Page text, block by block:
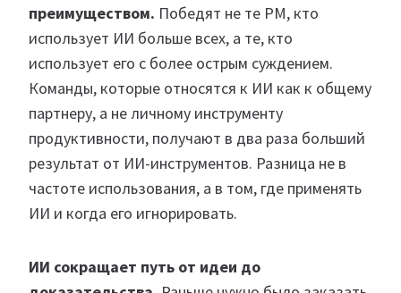
преимуществом. Победят не те PM, кто
использует ИИ больше всех, а те, кто
использует его с более острым суждением.
Команды, которые относятся к ИИ как к общему
партнеру, а не личному инструменту
продуктивности, получают в два раза больший
результат от ИИ-инструментов. Разница не в
частоте использования, а в том, где применять
ИИ и когда его игнорировать.
ИИ сокращает путь от идеи до